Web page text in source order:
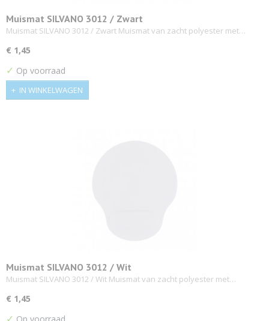
Muismat SILVANO 3012 / Zwart
Muismat SILVANO 3012 / Zwart Muismat van zacht polyester met…
€ 1,45
✓ Op voorraad
IN WINKELWAGEN
Muismat SILVANO 3012 / Wit
Muismat SILVANO 3012 / Wit Muismat van zacht polyester met…
€ 1,45
Op voorraad